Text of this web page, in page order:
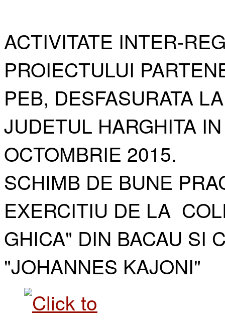
ACTIVITATE INTER-
PROIECTULUI
PEB, DESFASURATA
JUDETUL HARGHITA
OCTOMBRIE 2015.
SCHIMB DE BUNE
EXERCITIU DE LA
GHICA" DIN BACAU SI
"JOHANNES KAJONI"​